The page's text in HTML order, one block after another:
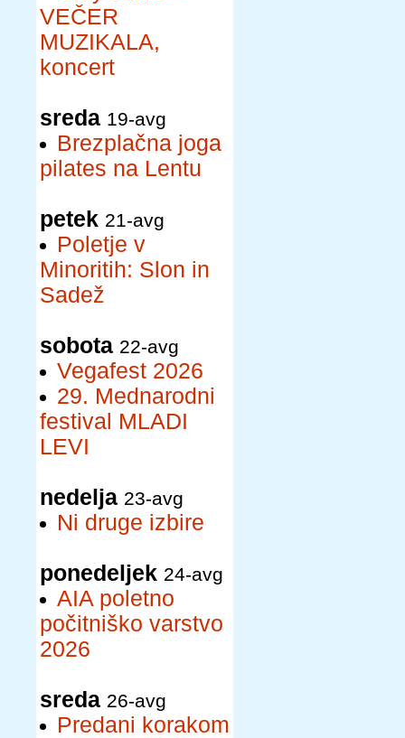
VEČER
MUZIKALA,
koncert
sreda 19-avg
Brezplačna joga
pilates na Lentu
petek 21-avg
Poletje v
Minoritih: Slon in
Sadež
sobota 22-avg
Vegafest 2026
29. Mednarodni
festival MLADI
LEVI
nedelja 23-avg
Ni druge izbire
ponedeljek 24-avg
AIA poletno
počitniško varstvo
2026
sreda 26-avg
Predani korakom